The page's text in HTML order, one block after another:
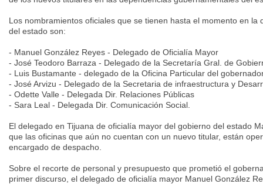
Los nombramientos oficiales que se tienen hasta el momento en la
del estado son:
- Manuel González Reyes - Delegado de Oficialía Mayor
- José Teodoro Barraza - Delegado de la Secretaría Gral. de
- Luis Bustamante - delegado de la Oficina Particular del
- José Arvizu - Delegado de la Secretaria de infraestructura y
- Odette Valle - Delegada Dir. Relaciones Públicas
- Sara Leal - Delegada Dir. Comunicación Social.
El delegado en Tijuana de oficialía mayor del gobierno del estado
que las oficinas que aún no cuentan con un nuevo titular, están
encargado de despacho.
Sobre el recorte de personal y presupuesto que prometió el
primer discurso, el delegado de oficialía mayor Manuel González